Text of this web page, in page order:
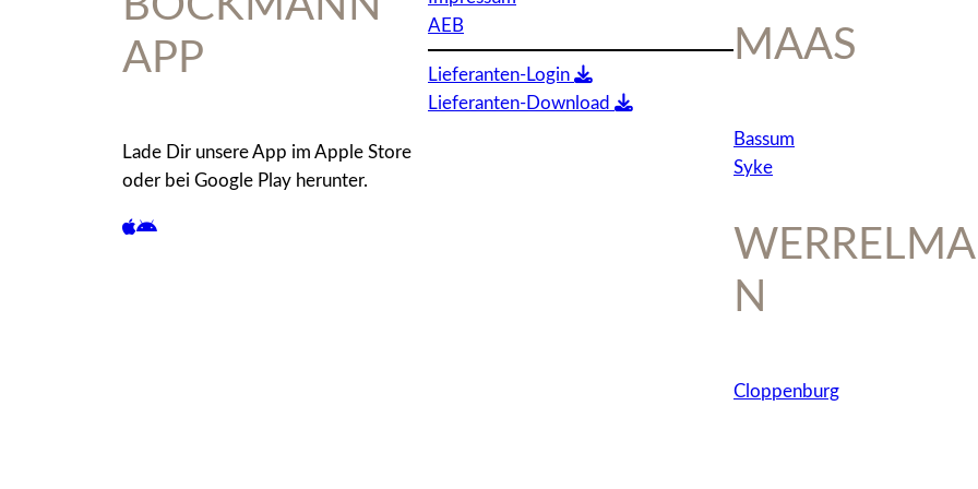
APP
Lade Dir unsere App im Apple Store
oder bei Google Play herunter.
AEB
Lieferanten-Login
Lieferanten-Download
MAAS
Bassum
Syke
N
Cloppenburg